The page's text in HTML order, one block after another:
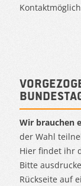
Wir brauchen
der Wahl
Hier findet ihr
Bitte
Rückseite auf